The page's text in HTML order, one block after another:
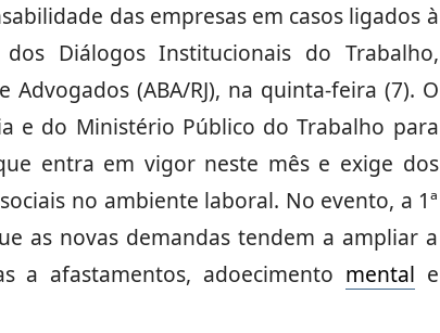
das empresas em casos ligados à
Diálogos Institucionais do Trabalho,
(ABA/RJ), na quinta-feira (7). O
e do Ministério Público do Trabalho para
entra em vigor neste mês e exige dos
no ambiente laboral. No evento, a 1ª
as novas demandas tendem a ampliar a
a afastamentos, adoecimento mental e